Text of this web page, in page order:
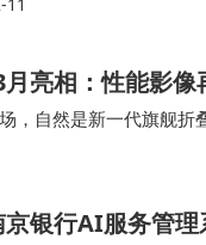
亮相：性能影像
，自然是新一代旗舰
光的内容中，新机重
京银行AI服务管